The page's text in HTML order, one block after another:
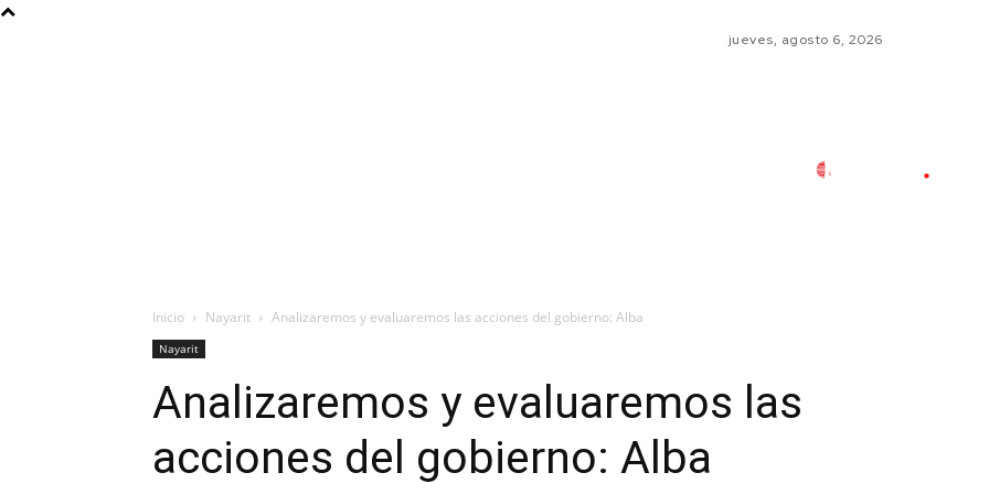
jueves, agosto 6, 2026
Inicio Nayarit Analizaremos y evaluaremos las acciones del gobierno: Alba
Nayarit
Analizaremos y evaluaremos las
acciones del gobierno: Alba